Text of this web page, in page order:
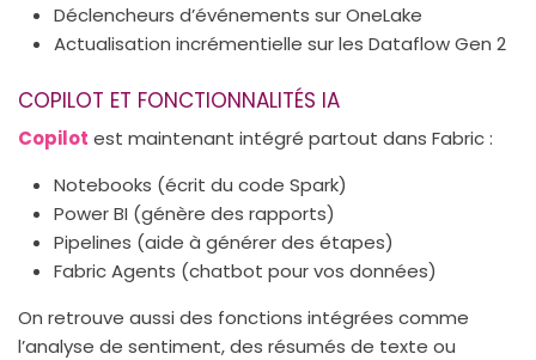
Déclencheurs d’événements sur OneLake
Actualisation incrémentielle sur les Dataflow Gen 2
COPILOT ET FONCTIONNALITÉS IA
Copilot est maintenant intégré partout dans Fabric :
Notebooks (écrit du code Spark)
Power BI (génère des rapports)
Pipelines (aide à générer des étapes)
Fabric Agents (chatbot pour vos données)
On retrouve aussi des fonctions intégrées comme
l’analyse de sentiment, des résumés de texte ou